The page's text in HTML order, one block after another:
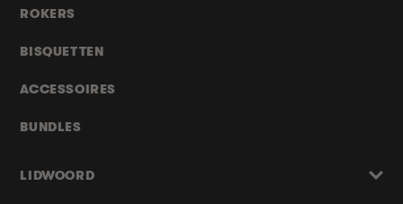
ROKERS
BISQUETTEN
ACCESSOIRES
BUNDLES
LIDWOORD